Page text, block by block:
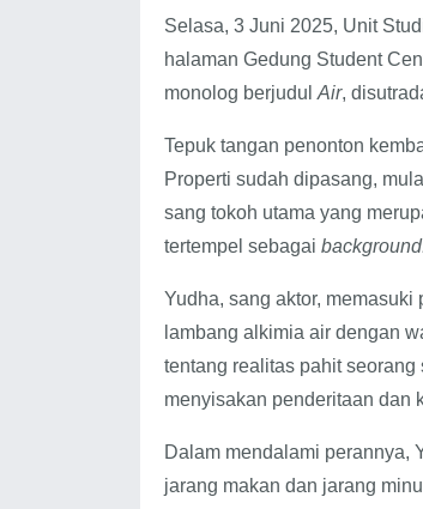
Selasa, 3 Juni 2025, Unit
halaman Gedung Student
monolog berjudul Air,
Tepuk tangan penonton
Properti sudah dipasang,
sang tokoh utama yang
tertempel sebagai
Yudha, sang aktor,
lambang alkimia air dengan
tentang realitas pahit
menyisakan penderitaan dan
Dalam mendalami perannya,
jarang makan dan jarang